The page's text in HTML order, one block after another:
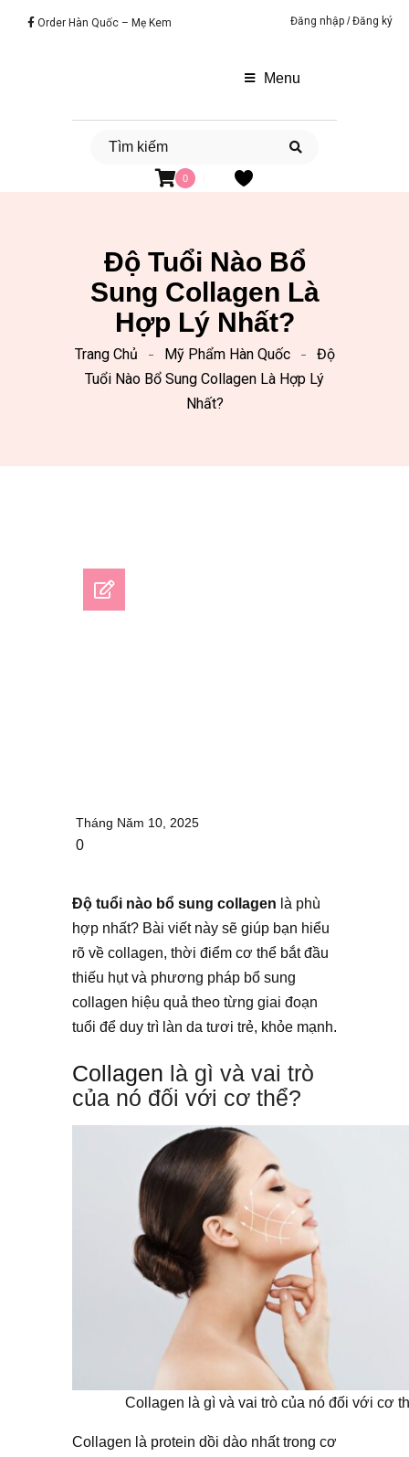
Order Hàn Quốc – Mẹ Kem Đăng nhập /Đăng ký
Menu
0
Độ Tuổi Nào Bổ
Sung Collagen Là
Hợp Lý Nhất?
Trang Chủ Mỹ Phẩm Hàn Quốc
Độ
Tuổi Nào Bổ Sung Collagen Là Hợp Lý
Nhất?
Tháng Năm 10, 2025
0
Độ tuổi nào bổ sung collagen là phù
hợp nhất? Bài viết này sẽ giúp bạn hiểu
rõ về collagen, thời điểm cơ thể bắt đầu
thiếu hụt và phương pháp bổ sung
collagen hiệu quả theo từng giai đoạn
tuổi để duy trì làn da tươi trẻ, khỏe mạnh.
Collagen là gì và vai trò
của nó đối với cơ thể?
Collagen là gì và vai trò của nó đối với cơ
Collagen là protein dồi dào nhất trong cơ